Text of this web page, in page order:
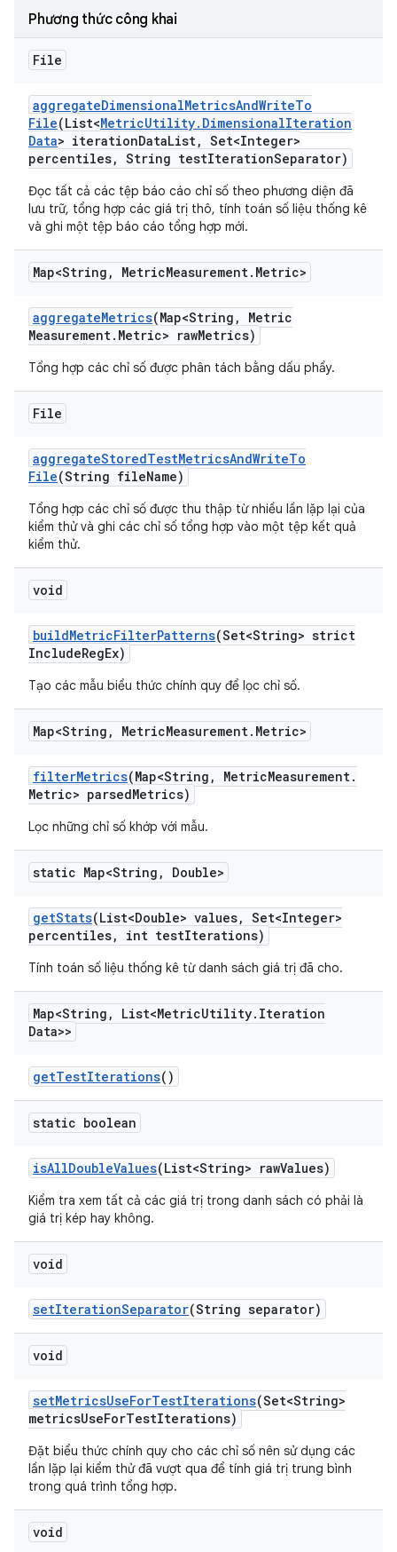
Phương thức công khai
File
aggregateDimensionalMetricsAndWriteTo
File(List<MetricUtility. DimensionalIteration
Data> iterationDataList, Set<Integer>
percentiles, String testIterationSeparator)
Đọc tất cả các tệp báo cáo chỉ số theo phương diện đã
lưu trữ, tổng hợp các giá trị thô, tính toán số liệu thống kê
và ghi một tệp báo cáo tổng hợp mới.
Map<String , MetricMeasurement. Metric>
aggregateMetrics(Map<String ,
Metric
Measurement. Metric> rawMetrics)
Tổng hợp các chỉ số được phân tách bằng dấu phẩy.
File
aggregateStoredTestMetricsAndWriteTo
File(String fileName)
Tổng hợp các chỉ số được thu thập từ nhiều lần lặp lại của
kiểm thử và ghi các chỉ số tổng hợp vào một tệp kết quả
kiểm thử.
void
buildMetricFilterPatterns(Set<String> strict
IncludeRegEx)
Tạo các mẫu biểu thức chính quy để lọc chỉ số.
Map<String , MetricMeasurement. Metric>
filterMetrics(Map<String , MetricMeasurement.
Metric> parsedMetrics)
Lọc những chỉ số khớp với mẫu.
static Map<String , Double>
getStats(List<Double> values, Set<Integer>
percentiles, int testIterations)
Tính toán số liệu thống kê từ danh sách giá trị đã cho.
Map<String , List<MetricUtility. Iteration
Data>>
getTestIterations()
static boolean
isAllDoubleValues(List<String> rawValues)
Kiểm tra xem tất cả các giá trị trong danh sách có phải là
giá trị kép hay không.
void
setIterationSeparator(String separator)
void
setMetricsUseForTestIterations(Set<String>
metricsUseForTestIterations)
Đặt biểu thức chính quy cho các chỉ số nên sử dụng các
lần lặp lại kiểm thử đã vượt qua để tính giá trị trung bình
trong quá trình tổng hợp.
void